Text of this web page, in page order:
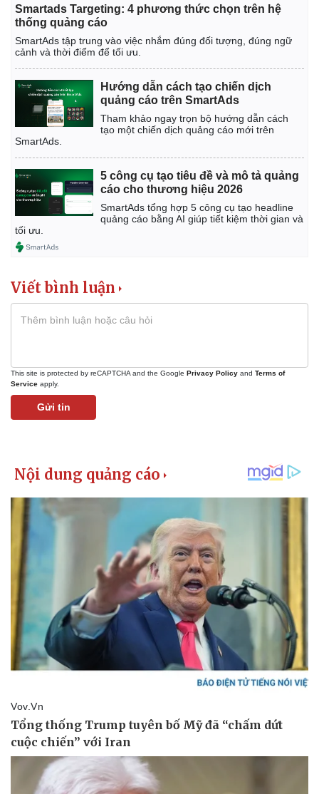
Kinh tế
Bất động sản
Smartads Targeting: 4 phương thức chọn trên hệ
thống quảng cáo
SmartAds tập trung vào việc nhắm đúng đối tượng, đúng ngữ
cảnh và thời điểm để tối ưu.
Hướng dẫn cách tạo chiến dịch
quảng cáo trên SmartAds
Tham khảo ngay trọn bộ hướng dẫn cách
tạo một chiến dịch quảng cáo mới trên
SmartAds.
5 công cụ tạo tiêu đề và mô tả quảng
cáo cho thương hiệu 2026
SmartAds tổng hợp 5 công cụ tạo headline
quảng cáo bằng AI giúp tiết kiệm thời gian và
tối ưu.
Viết bình luận
This site is protected by reCAPTCHA and the Google Privacy Policy and Terms of
Service apply.
Gửi tin